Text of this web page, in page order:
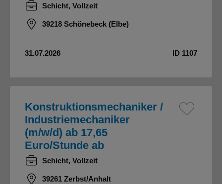
Schicht, Vollzeit
39218 Schönebeck (Elbe)
31.07.2026 ID 1107
Konstruktionsmechaniker /
Industriemechaniker
(m/w/d) ab 17,65
Euro/Stunde ab
Schicht, Vollzeit
39261 Zerbst/Anhalt